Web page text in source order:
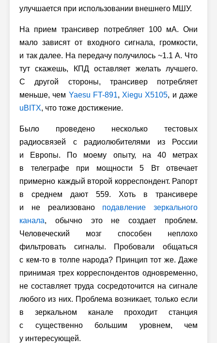
улучшается при использовании внешнего МШУ.
На прием трансивер потребляет 100 мА. Они
мало зависят от входного сигнала, громкости,
и так далее. На передачу получилось ~1.1 А. Что
тут скажешь, КПД оставляет желать лучшего.
С другой стороны, трансивер потребляет
меньше, чем Yaesu FT-891, Xiegu X5105, и даже
uBITX, что тоже достижение.
Было проведено несколько тестовых
радиосвязей с радиолюбителями из России
и Европы. По моему опыту, на 40 метрах
в телеграфе при мощности 5 Вт отвечает
примерно каждый второй корреспондент. Рапорт
в среднем дают 559. Хоть в трансивере
и не реализовано подавление зеркального
канала, обычно это не создает проблем.
Человеческий мозг способен неплохо
фильтровать сигналы. Пробовали общаться
с кем-то в толпе народа? Принцип тот же. Даже
принимая трех корреспондентов одновременно,
не составляет труда сосредоточится на сигнале
любого из них. Проблема возникает, только если
в зеркальном канале проходит станция
с существенно большим уровнем, чем
у интересующей.